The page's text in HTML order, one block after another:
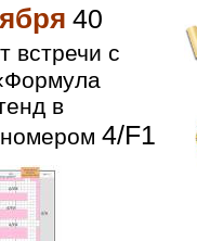
40
встречи с
в
4/F1